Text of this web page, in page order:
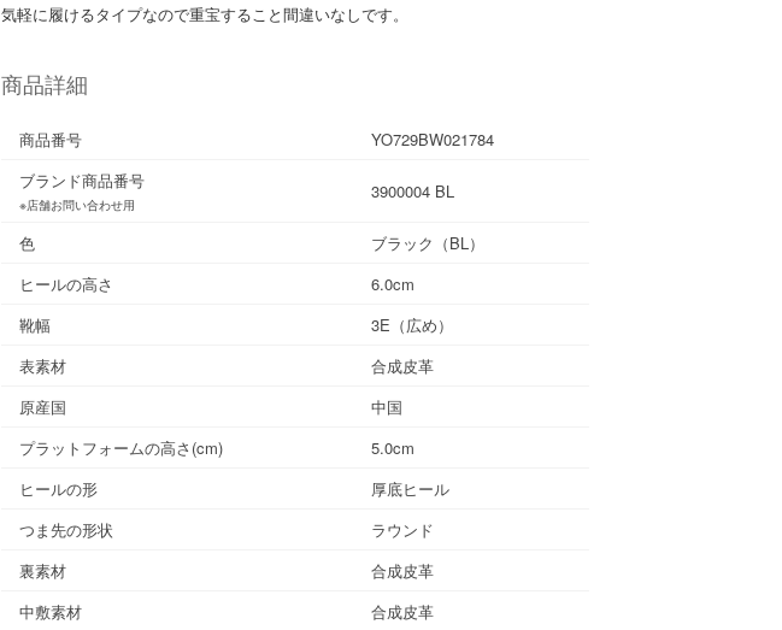
気軽に履けるタイプなので重宝すること間違いなしです。
商品詳細
商品番号
YO729BW021784
ブランド商品番号
※店舗お問い合わせ用
3900004 BL
色
ブラック（BL）
ヒールの高さ
6.0cm
靴幅
3E（広め）
表素材
合成皮革
原産国
中国
プラットフォームの高さ(cm)
5.0cm
ヒールの形
厚底ヒール
つま先の形状
ラウンド
裏素材
合成皮革
中敷素材
合成皮革